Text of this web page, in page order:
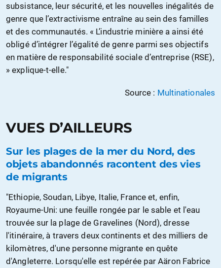
subsistance, leur sécurité, et les nouvelles inégalités de
genre que l’extractivisme entraîne au sein des familles
et des communautés. « L’industrie minière a ainsi été
obligé d’intégrer l’égalité de genre parmi ses objectifs
en matière de responsabilité sociale d’entreprise (RSE),
» explique-t-elle."
Source : Multinationales
VUES D’AILLEURS
Sur les plages de la mer du Nord, des
objets abandonnés racontent des vies
de migrants
"Ethiopie, Soudan, Libye, Italie, France et, enfin,
Royaume-Uni: une feuille rongée par le sable et l'eau
trouvée sur la plage de Gravelines (Nord), dresse
l'itinéraire, à travers deux continents et des milliers de
kilomètres, d'une personne migrante en quête
d'Angleterre. Lorsqu'elle est repérée par Aäron Fabrice